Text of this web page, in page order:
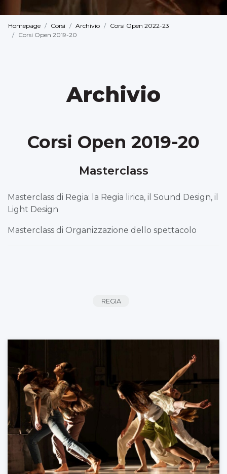
Homepage Corsi Archivio
Corsi Open 2022-23
Corsi Open 2019-20
Archivio
Corsi Open 2019-20
Masterclass
Masterclass di Regia: la Regia lirica, il Sound Design, il
Light Design
Masterclass di Organizzazione dello spettacolo
REGIA